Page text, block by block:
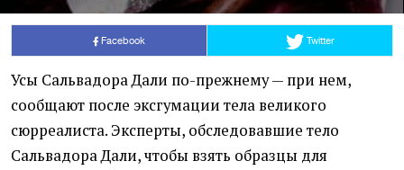
Facebook Twitter
Усы Сальвадора Дали по-прежнему — при нем,
сообщают после эксгумации тела великого
сюрреалиста. Эксперты, обследовавшие тело
Сальвадора Дали, чтобы взять образцы для